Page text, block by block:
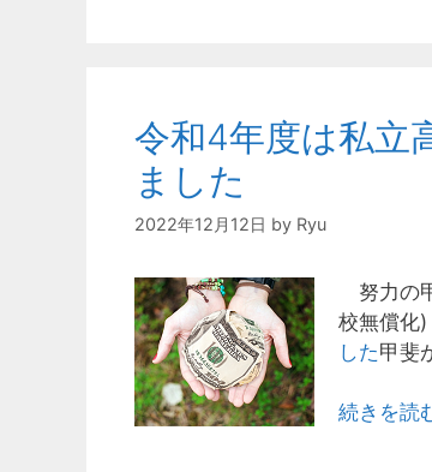
令和4年度は私立
ました
2022年12月12日 by Ryu
努力の
校無償化)
した甲斐
続きを読